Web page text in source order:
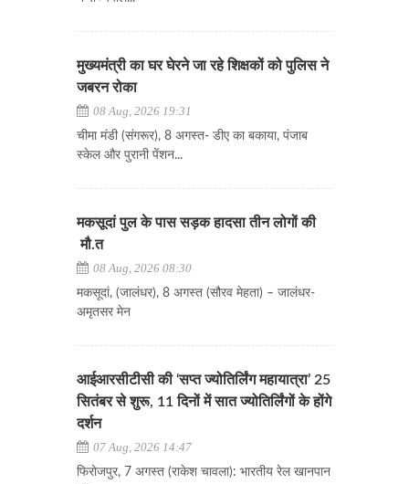
मुख्यमंत्री का घर घेरने जा रहे शिक्षकों को पुलिस ने
जबरन रोका
08 Aug, 2026 19:31
चीमा मंडी (संगरूर), 8 अगस्त- डीए का बकाया, पंजाब
स्केल और पुरानी पेंशन...
मकसूदां पुल के पास सड़क हादसा तीन लोगों की
मौ.त
08 Aug, 2026 08:30
मकसूदां, (जालंधर), 8 अगस्त (सौरव मेहता) – जालंधर-
अमृतसर मेन
आईआरसीटीसी की ‘सप्त ज्योतिर्लिंग महायात्रा’ 25
सितंबर से शुरू, 11 दिनों में सात ज्योतिर्लिंगों के होंगे
दर्शन
07 Aug, 2026 14:47
फिरोजपुर, 7 अगस्त (राकेश चावला): भारतीय रेल खानपान